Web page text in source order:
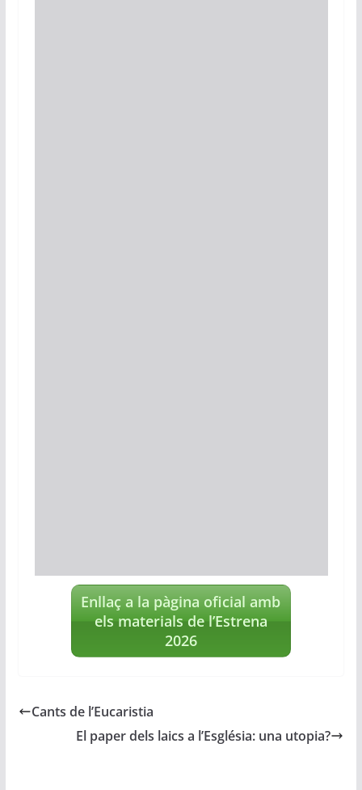
Enllaç a la pàgina oficial amb
els materials de l’Estrena
2026
Cants de l’Eucaristia
El paper dels laics a l’Església: una utopia?